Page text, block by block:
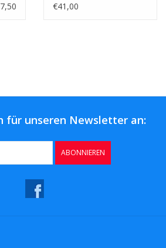
€41,00
für unseren Newsletter an:
ABONNIEREN